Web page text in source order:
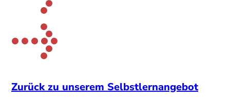
Zurück zu unserem Selbstlernangebot